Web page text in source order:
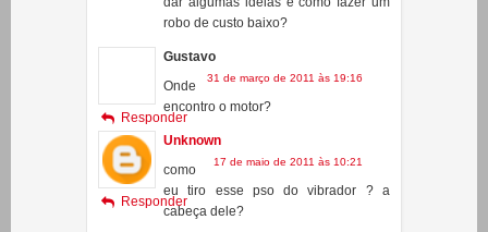
fazer um robô, que andasse ou
fissese algo diferente, você poderia
dar algumas ideias e como fazer um
robo de custo baixo?
Gustavo
Onde
encontro o motor?
Responder
Unknown
17 de maio de 2011 às 10:21
como